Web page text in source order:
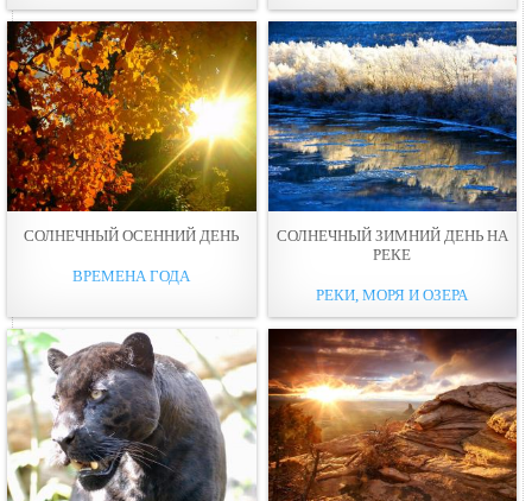
СОЛНЕЧНЫЙ ОСЕННИЙ ДЕНЬ
ВРЕМЕНА ГОДА
СОЛНЕЧНЫЙ ЗИМНИЙ ДЕНЬ НА
РЕКЕ
РЕКИ, МОРЯ И ОЗЕРА